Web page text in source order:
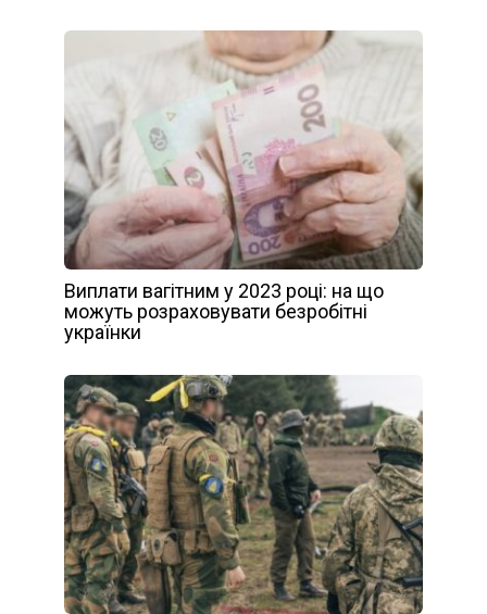
Виплати вагітним у 2023 році: на що
можуть розраховувати безробітні
українки